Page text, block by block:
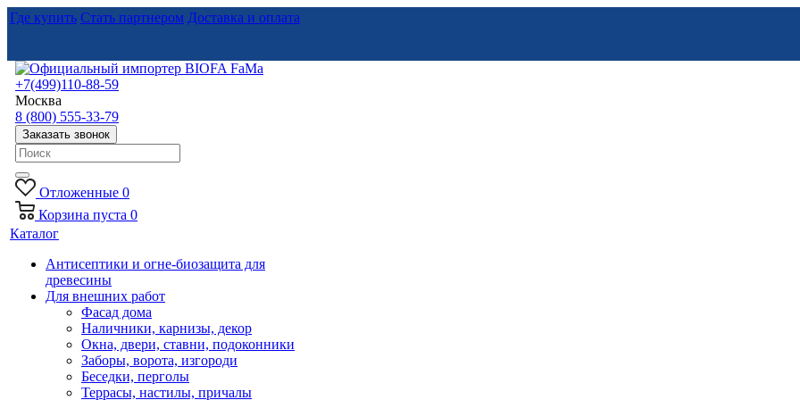
Где купить Стать партнером Доставка и оплата
+7(499)110-88-59
Москва
8 (800) 555-33-79
Заказать звонок
Отложенные 0
Корзина пуста 0
Каталог
Антисептики и огне-биозащита для
древесины
Для внешних работ
Фасад дома
Наличники, карнизы, декор
Окна, двери, ставни, подоконники
Заборы, ворота, изгороди
Беседки, перголы
Террасы, настилы, причалы